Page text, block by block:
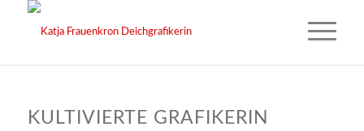
KULTIVIERTE GRAFIKERIN